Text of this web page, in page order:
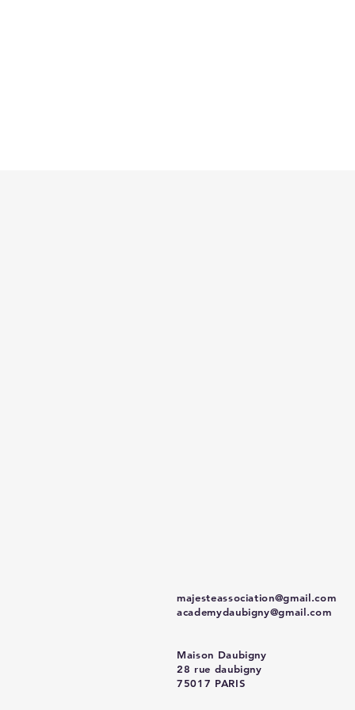
majesteassociation@gmail.com
academydaubigny@gmail.com
Maison Daubigny
28 rue daubigny
75017 PARIS